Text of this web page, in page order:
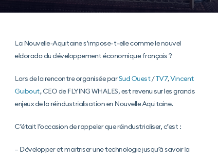
La Nouvelle-Aquitaine s’impose-t-elle comme le nouvel
eldorado du développement économique français ?
Lors de la rencontre organisée parSud Ouest/TV7,Vincent
Guibout, CEO de FLYING WHALES, est revenu sur les grands
enjeux de la réindustrialisation en Nouvelle Aquitaine.
C’était l’occasion de rappeler que réindustrialiser, c’est :
– Développer et maitriser une technologie jusqu’à savoir la